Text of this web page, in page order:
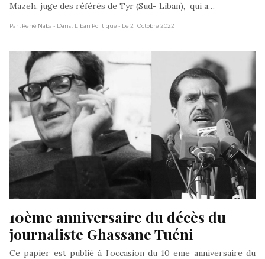
Mazeh, juge des référés de Tyr (Sud- Liban), qui a…
Par : René Naba - Dans : Liban Politique - Le 21 Octobre 2022
10ème anniversaire du décès du
journaliste Ghassane Tuéni
Ce papier est publié à l’occasion du 10 eme anniversaire du